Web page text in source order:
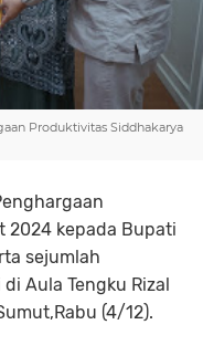
Produktivitas Siddhakarya
2024 kepada Bupati
sejumlah
Aula Tengku Rizal
(4/12).